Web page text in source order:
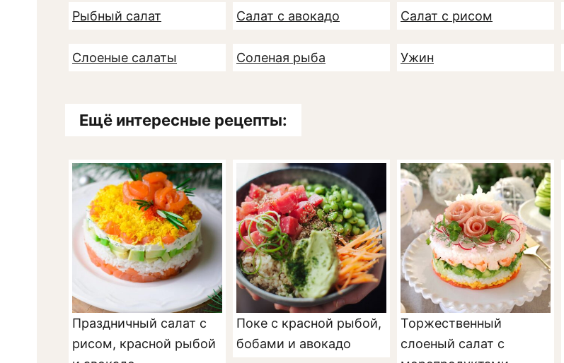
Рыбный салат Салат с авокадо Салат с рисом
Слоеные салаты Соленая рыба Ужин
Ещё интересные рецепты:
Праздничный салат с
рисом, красной рыбой
Поке с красной рыбой,
бобами и авокадо
Торжественный
слоеный салат с